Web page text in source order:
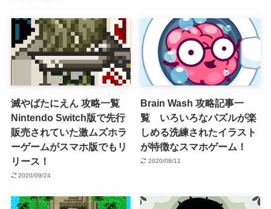
滅やばたにえん 攻略一覧
Nintendo Switch版で先行
販売されていた激ムズホラ
ーゲームがスマホ版でもリ
リース！
2020/09/24
Brain Wash 攻略記事一
覧 いろいろなパズルが楽
しめる洗練されたイラスト
が特徴なスマホゲーム！
2020/08/11